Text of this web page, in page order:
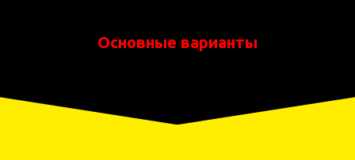
Основные варианты